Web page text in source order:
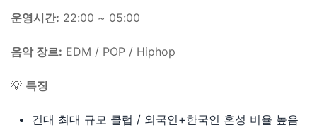
운영시간: 22:00 ~ 05:00
음악 장르: EDM / POP / Hiphop
💡 특징
건대 최대 규모 클럽 / 외국인+한국인 혼성 비율 높음